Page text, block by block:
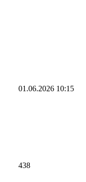
01.06.2026 10:15
438